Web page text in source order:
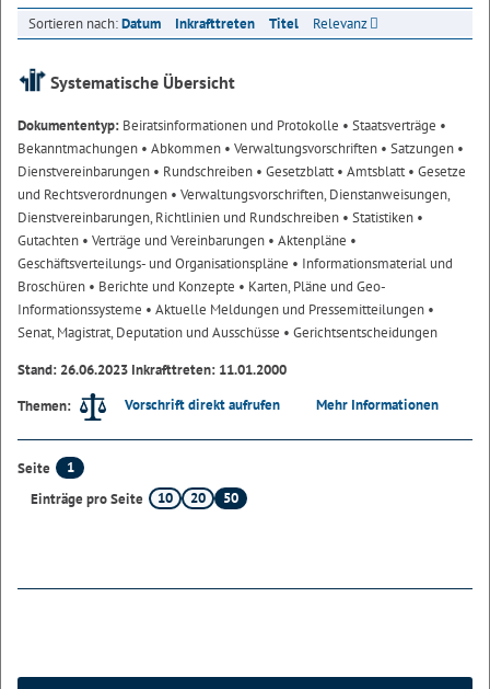
Sortieren nach:Datum Inkrafttreten Titel Relevanz
Systematische Übersicht
Dokumententyp: Beiratsinformationen und Protokolle • Staatsverträge •
Bekanntmachungen • Abkommen • Verwaltungsvorschriften • Satzungen •
Dienstvereinbarungen • Rundschreiben • Gesetzblatt• Amtsblatt• Gesetze
und Rechtsverordnungen • Verwaltungsvorschriften, Dienstanweisungen,
Dienstvereinbarungen, Richtlinien und Rundschreiben • Statistiken •
Gutachten • Verträge und Vereinbarungen • Aktenpläne •
Geschäftsverteilungs- und Organisationspläne • Informationsmaterial und
Broschüren • Berichte und Konzepte • Karten, Pläne und Geo-
Informationssysteme • Aktuelle Meldungen und Pressemitteilungen •
Senat, Magistrat, Deputation und Ausschüsse • Gerichtsentscheidungen
Stand: 26.06.2023 Inkrafttreten: 11.01.2000
Themen:
Vorschrift direkt aufrufen Mehr Informationen
Seite
1
Einträge pro Seite
10 20 50